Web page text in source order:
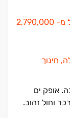
דירת 4 חדרים אחרונה לכניסה מיידית | החל מ- 2,790,000
חינוך
אופק ים
וחול זהוב.